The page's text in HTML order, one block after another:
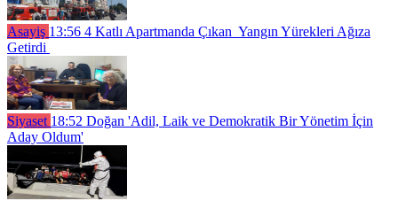
Asayiş 13:56 4 Katlı Apartmanda Çıkan Yangın Yürekleri Ağıza
Getirdi
Siyaset 18:52 Doğan 'Adil, Laik ve Demokratik Bir Yönetim İçin
Aday Oldum'